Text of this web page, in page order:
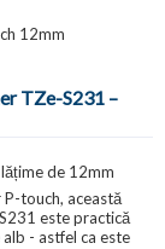
12mm
TZe-S231 –
de 12mm
touch, această
este practică
- astfel ca este